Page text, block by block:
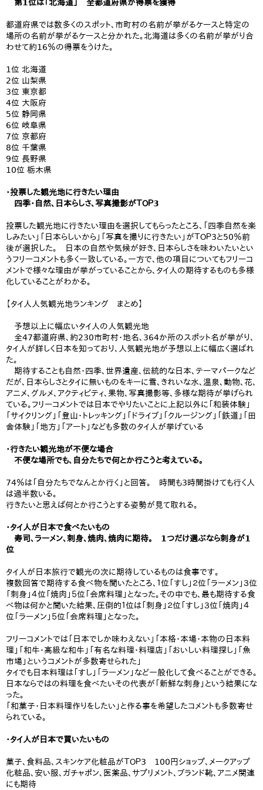
第1位は「北海道」 全都道府県が得票を獲得
都道府県では数多くのスポット、市町村の名前が挙がるケースと特定の
場所の名前が挙がるケースと分かれた。北海道は多くの名前が挙がり合
わせて約16％の得票をうけた。
1位 北海道
2位 山梨県
3位 東京都
4位 大阪府
5位 静岡県
6位 岐阜県
7位 京都府
8位 千葉県
9位 長野県
10位 栃木県
​・投票した観光地に行きたい理由​
​ 四季・自然、日本らしさ、写真撮影がＴＯＰ3
​投票した観光地に行きたい理由を選択してもらったところ、「四季自然を楽
しみたい」「日本らしいから」「写真を撮りに行きたい」がＴＯＰ3と50％前
後が選択した。 日本の自然や気候が好き、日本らしさを味わいたいとい
うフリーコメントも多く一致している。一方で、他の項目についてもフリーコ
メントで様々な理由が挙がっていることから、タイ人の期待するものも多様
化していることがわかる。
【タイ人人気観光地ランキング まとめ】
予想以上に幅広いタイ人の人気観光地
全47都道府県、約230市町村・地名、364か所のスポット名が挙がり、
タイ人が詳しく日本を知っており、人気観光地が予想以上に幅広く選ばれ
た。
​ 期待することも自然・四季、世界遺産、伝統的な日本、テーマパークなど
だが、日本らしさとタイに無いものをキーに雪、きれいな水、温泉、動物、花、
アニメ、グルメ、アクティビティ、果物、写真撮影等、多様な期待が挙げられ
ている。フリーコメントでは日本でやりたいことに上記以外に「和装体験」
「サイクリング」「登山・トレッキング」「ドライブ」「クルージング」「鉄道」「田
舎体験」「地方」「アート」なども多数のタイ人が挙げている
・行きたい観光地が不便な場合
不便な場所でも、自分たちで何とか行こうと考えている。
74％は「自分たちでなんとか行く」と回答。 時間も3時間掛けても行く人
は過半数いる。
​行きたいと思えば何とか行こうとする姿勢が見て取れる。
​・タイ人が日本で食べたいもの
​ 寿司、ラーメン、刺身、焼肉、焼肉に期待。 1つだけ選ぶなら刺身が1
位
タイ人が日本旅行で観光の次に期待しているものは食事です。
複数回答で期待する食べ物を聞いたところ、１位「すし」２位「ラーメン」３位
「刺身」４位「焼肉」５位「会席料理」となった。その中でも、最も期待する食
べ物は何かと聞いた結果、圧倒的１位は「刺身」２位「すし」３位「焼肉」４
位「ラーメン」５位「会席料理」となった。
​フリーコメントでは「日本でしか味わえない」「本格・本場・本物の日本料
理」「和牛・高級な和牛」「有名な料理・料理店」「おいしい料理探し」「魚
市場」というコメントが多数寄せられた」
タイでも日本料理は「すし」「ラーメン」など一般化して食べることができる。
日本ならではの料理を食べたいその代表が「新鮮な刺身」という結果にな
った。
「和菓子・日本料理作りをしたい」と作る事を希望したコメントも多数寄せ
られている。
・タイ人が日本で買いたいもの
菓子、食料品、スキンケア化粧品がＴＯＰ3 100円ショップ、メークアップ
化粧品、安い服、ガチャポン、医薬品、サプリメント、ブランド靴、アニメ関連
にも期待